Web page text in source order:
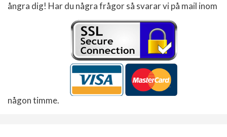
ångra dig! Har du några frågor så svarar vi på mail inom
någon timme.